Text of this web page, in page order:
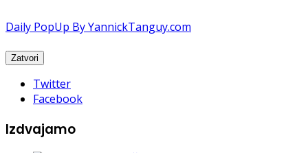
Daily PopUp By YannickTanguy.com
Twitter
Facebook
Izdvajamo